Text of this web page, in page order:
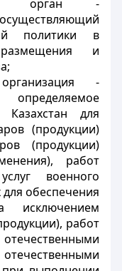
орган -
политики в
и
-
Казахстан для
(продукции)
(продукции)
работ
военного
обеспечения
исключением
работ